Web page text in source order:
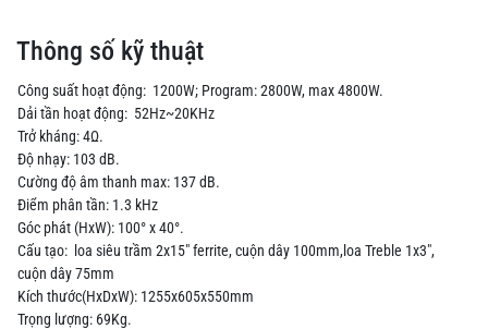
Thông số kỹ thuật
Công suất hoạt động: 1200W; Program: 2800W, max 4800W.
Dải tần hoạt động: 52Hz~20KHz
Trở kháng: 4Ω.
Độ nhạy: 103 dB.
Cường độ âm thanh max: 137 dB.
Điểm phân tần: 1.3 kHz
Góc phát (HxW): 100° x 40°.
Cấu tạo: loa siêu trầm 2x15" ferrite, cuộn dây 100mm,loa Treble 1x3",
cuộn dây 75mm
Kích thước(HxDxW): 1255x605x550mm
Trọng lượng: 69Kg.